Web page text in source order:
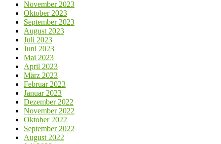
November 2023
Oktober 2023
September 2023
August 2023
Juli 2023
Juni 2023
Mai 2023
April 2023
März 2023
Februar 2023
Januar 2023
Dezember 2022
November 2022
Oktober 2022
September 2022
August 2022